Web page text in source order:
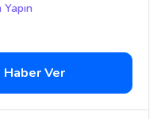
Ver